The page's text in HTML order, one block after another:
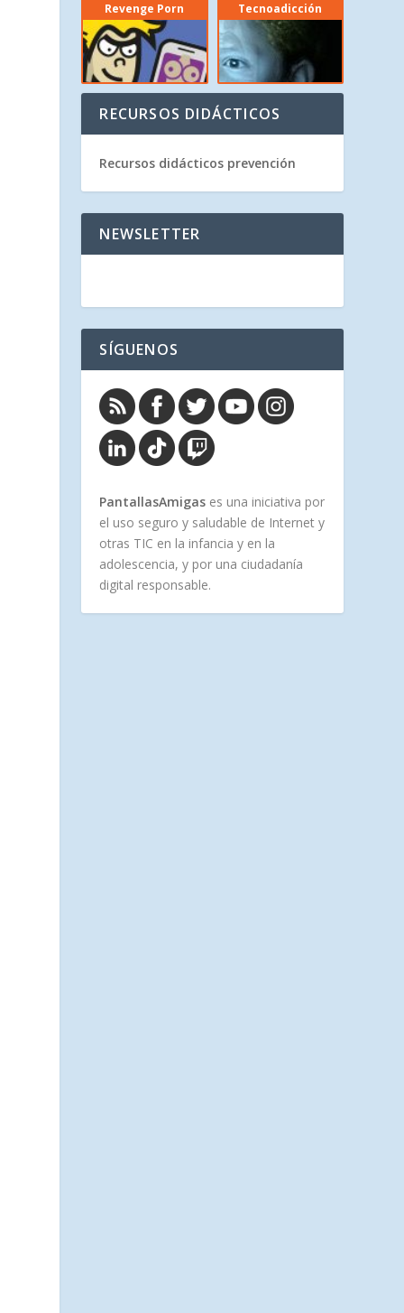
Revenge Porn Tecnoadicción
RECURSOS DIDÁCTICOS
Recursos didácticos prevención
NEWSLETTER
SÍGUENOS
PantallasAmigas es una iniciativa por
el uso seguro y saludable de Internet y
otras TIC en la infancia y en la
adolescencia, y por una ciudadanía
digital responsable.